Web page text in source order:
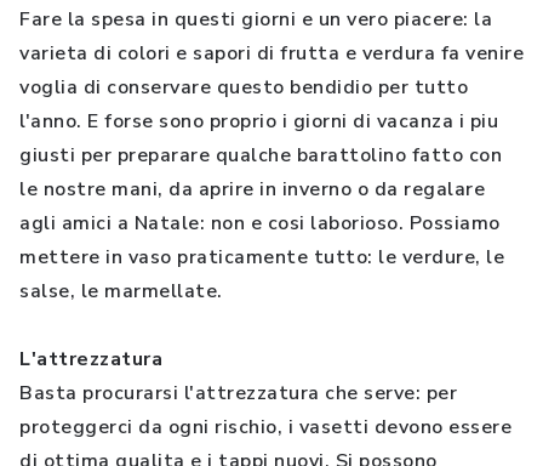
Fare la spesa in questi giorni e un vero piacere: la
varieta di colori e sapori di frutta e verdura fa venire
voglia di conservare questo bendidio per tutto
l'anno. E forse sono proprio i giorni di vacanza i piu
giusti per preparare qualche barattolino fatto con
le nostre mani, da aprire in inverno o da regalare
agli amici a Natale: non e cosi laborioso. Possiamo
mettere in vaso praticamente tutto: le verdure, le
salse, le marmellate.
L'attrezzatura
Basta procurarsi l'attrezzatura che serve: per
proteggerci da ogni rischio, i vasetti devono essere